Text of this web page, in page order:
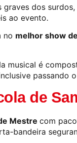
dos
ao evento.
no melhor show
musical é
passando
de
Mestre com
bandeira